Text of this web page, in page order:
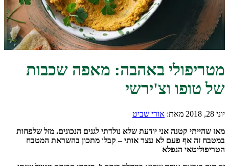
מטריפולי באהבה: מאפה שכבות
של טופו וצ'ירשי
יוני 28, 2018 מאת: אורי שביט
מאז שהייתי קטנה אני יודעת שלא נולדתי לגנים הנכונים. מזל שלפחות
במטבח זה אף פעם לא עצר אותי – קבלו מתכון בהשראת המטבח
הטריפוליטאי הנפלא